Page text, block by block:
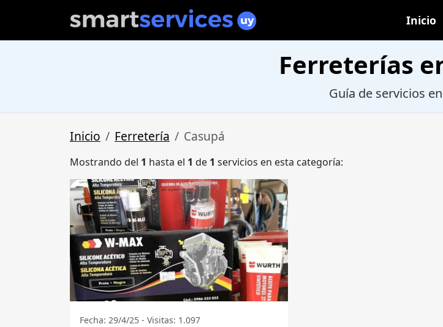
Inicio
Ferreterías
Guía de servicios
Inicio Ferretería Casupá
Mostrando del 1 hasta el 1 de 1 servicios en esta categoría:
Fecha: 29/4/25 - Visitas: 1.097